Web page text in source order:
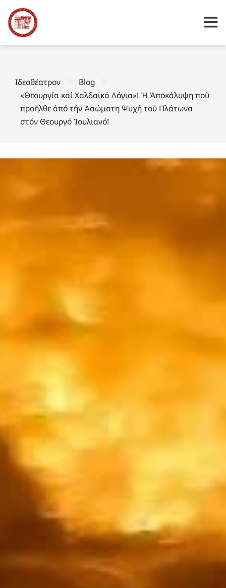
Ιδεοθέατρον
Blog
«Θεουργία καί Χαλδαϊκά Λόγια»! Ἡ Ἀποκάλυψη ποῦ
προῆλθε ἀπό τήν Ἀσώματη Ψυχή τοῦ Πλάτωνα
στόν Θεουργό Ἰουλιανό!